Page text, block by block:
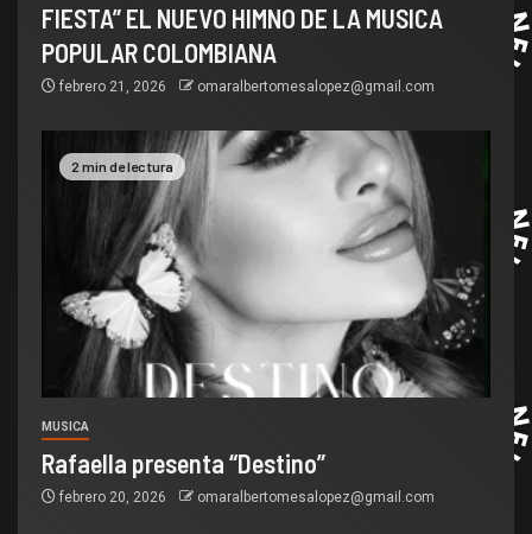
FIESTA” EL NUEVO HIMNO DE LA MUSICA
POPULAR COLOMBIANA
febrero 21, 2026 omaralbertomesalopez@gmail.com
2 min de lectura
MUSICA
Rafaella presenta “Destino”
febrero 20, 2026 omaralbertomesalopez@gmail.com